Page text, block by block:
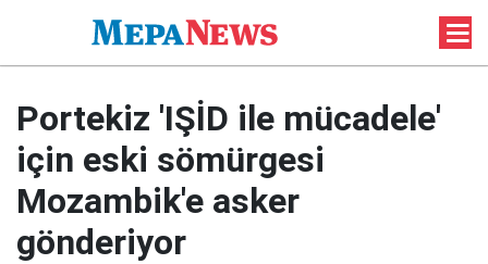
Portekiz 'IŞİD ile mücadele'
için eski sömürgesi
Mozambik'e asker
gönderiyor